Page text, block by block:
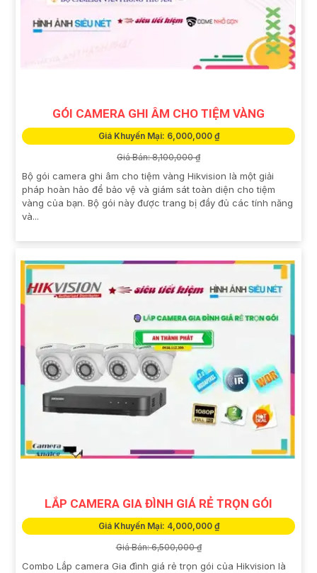
GÓI CAMERA GHI ÂM CHO TIỆM VÀNG
Giá Khuyến Mại: 6,000,000 ₫
Giá Bán: 8,100,000 ₫
Bộ gói camera ghi âm cho tiệm vàng Hikvision là một giải
pháp hoàn hảo để bảo vệ và giám sát toàn diện cho tiệm
vàng của bạn. Bộ gói này được trang bị đầy đủ các tính năng
và...
LẮP CAMERA GIA ĐÌNH GIÁ RẺ TRỌN GÓI
Giá Khuyến Mại: 4,000,000 ₫
Giá Bán: 6,500,000 ₫
Combo Lắp camera Gia đình giá rẻ trọn gói của Hikvision là